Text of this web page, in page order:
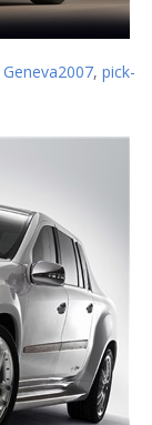
Geneva2007, pick-